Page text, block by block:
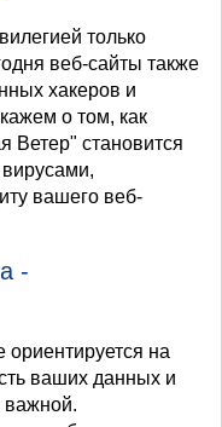
только
веб-сайты также
хакеров и
о том, как
Ветер" становится
вашего веб-
-
на
ваших данных и
важной.